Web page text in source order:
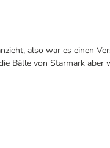
also war es einen
Bälle von Starmark aber